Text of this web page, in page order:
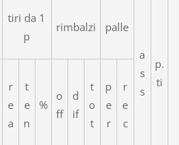
tiri da 1
p
rimbalzi
palle
a
s
s
p.
ti
r
e
a
t
e
n
%
o
ff
d
if
t
o
t
p
e
r
r
e
c